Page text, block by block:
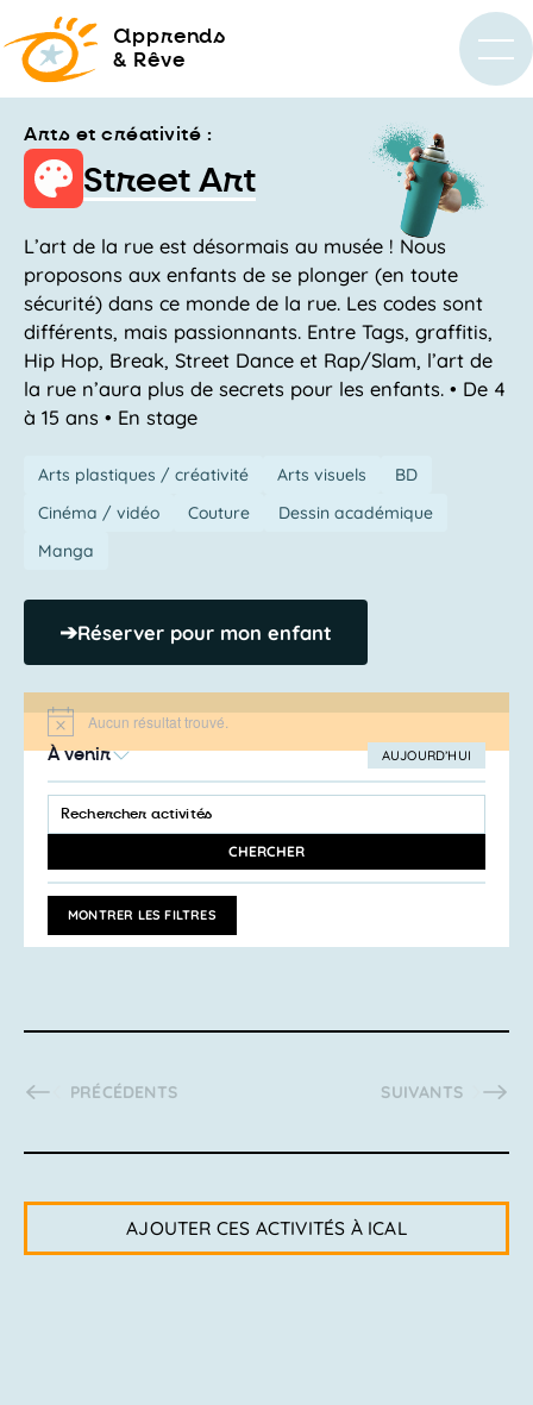
apprends
& Rêve
Arts et créativité :
Street Art
L’art de la rue est désormais au musée ! Nous
proposons aux enfants de se plonger (en toute
sécurité) dans ce monde de la rue. Les codes sont
différents, mais passionnants. Entre Tags, graffitis,
Hip Hop, Break, Street Dance et Rap/Slam, l’art de
la rue n’aura plus de secrets pour les enfants. • De 4
à 15 ans • En stage
Arts plastiques / créativité Arts visuels
BD
Cinéma / vidéo
Couture
Dessin académique
Manga
➔Réserver pour mon enfant
Notice Aucun résultat trouvé.
AUJOURD’HUI
À venir
LA
DATE
Recherche
et
de
vues
Activités
SAISIR
MOT-
ACTIVITÉS
MOT-
CLÉ.
CHERCHER
MONTRER LES FILTRES
ACTIVITÉS
PRÉCÉDENTS ACTIVITÉS
SUIVANTS
AJOUTER CES ACTIVITÉS À ICAL